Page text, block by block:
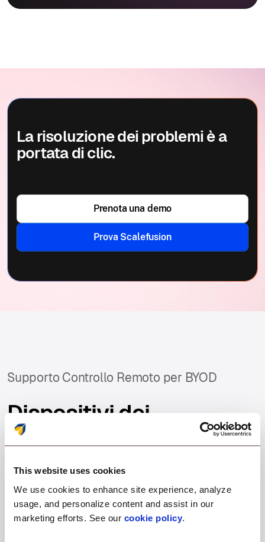
This website uses cookies
We use cookies to enhance site experience, analyze
usage, and personalize content and assist in our
marketing efforts. See our cookie policy.
La risoluzione dei problemi è a
portata di clic.
Prenota una demo
Prova Scalefusion
Supporto Controllo Remoto per BYOD
Dispositivi dei
dipendenti, supporto
remoto di livello
professionale. Il duo
potente.